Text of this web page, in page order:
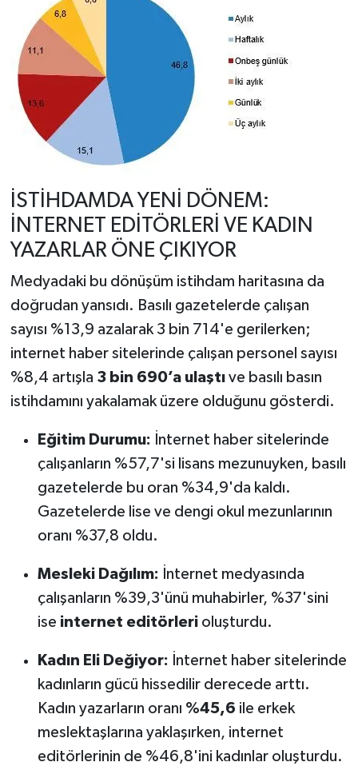
İSTİHDAMDA YENİ DÖNEM:
İNTERNET EDİTÖRLERİ VE KADIN
YAZARLAR ÖNE ÇIKIYOR
Medyadaki bu dönüşüm istihdam haritasına da
doğrudan yansıdı. Basılı gazetelerde çalışan
sayısı %13,9 azalarak 3 bin 714'e gerilerken;
internet haber sitelerinde çalışan personel sayısı
%8,4 artışla 3 bin 690’a ulaştıve basılı basın
istihdamını yakalamak üzere olduğunu gösterdi.
Eğitim Durumu: İnternet haber sitelerinde
çalışanların %57,7'si lisans mezunuyken, basılı
gazetelerde bu oran %34,9'da kaldı.
Gazetelerde lise ve dengi okul mezunlarının
oranı %37,8 oldu.
Mesleki Dağılım: İnternet medyasında
çalışanların %39,3'ünü muhabirler, %37'sini
ise internet editörlerioluşturdu.
Kadın Eli Değiyor: İnternet haber sitelerinde
kadınların gücü hissedilir derecede arttı.
Kadın yazarların oranı %45,6 ile erkek
meslektaşlarına yaklaşırken, internet
editörlerinin de %46,8'ini kadınlar oluşturdu.